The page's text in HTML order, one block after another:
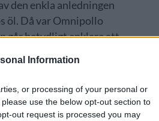
Information
or processing of your personal or
use the below opt-out section to
out request is processed you may
den enkla anledningen
öl. Då var Omnipollo
går betydligt enklare att
på Hökens gata på
det fortsätta, för här